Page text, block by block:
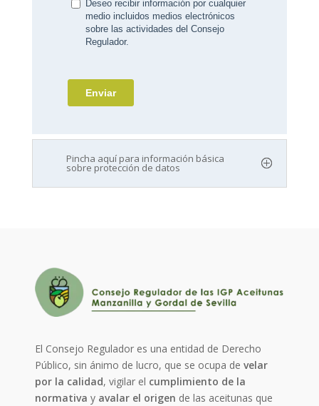
Pincha aquí para información básica
sobre protección de datos
El Consejo Regulador es una entidad de Derecho
Público, sin ánimo de lucro, que se ocupa develar
por la calidad, vigilar el cumplimiento de la
normativa y avalar el origen de las aceitunas que